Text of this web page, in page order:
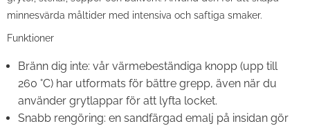
minnesvärda måltider med intensiva och saftiga smaker.
Funktioner
Bränn dig inte: vår värmebeständiga knopp (upp till
260 °C) har utformats för bättre grepp, även när du
använder grytlappar för att lyfta locket.
Snabb rengöring: en sandfärgad emalj på insidan gör